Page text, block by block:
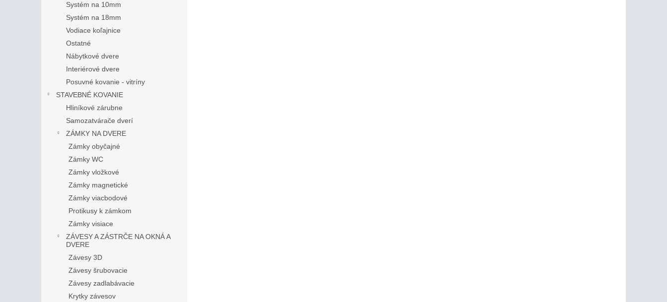
Systém na 10mm
Systém na 18mm
Vodiace koľajnice
Ostatné
Nábytkové dvere
Interiérové dvere
Posuvné kovanie - vitríny
STAVEBNÉ KOVANIE
Hliníkové zárubne
Samozatvárače dverí
ZÁMKY NA DVERE
Zámky obyčajné
Zámky WC
Zámky vložkové
Zámky magnetické
Zámky viacbodové
Protikusy k zámkom
Zámky visiace
ZÁVESY A ZÁSTRČE NA OKNÁ A
DVERE
Závesy 3D
Závesy šrubovacie
Závesy zadlabávacie
Krytky závesov